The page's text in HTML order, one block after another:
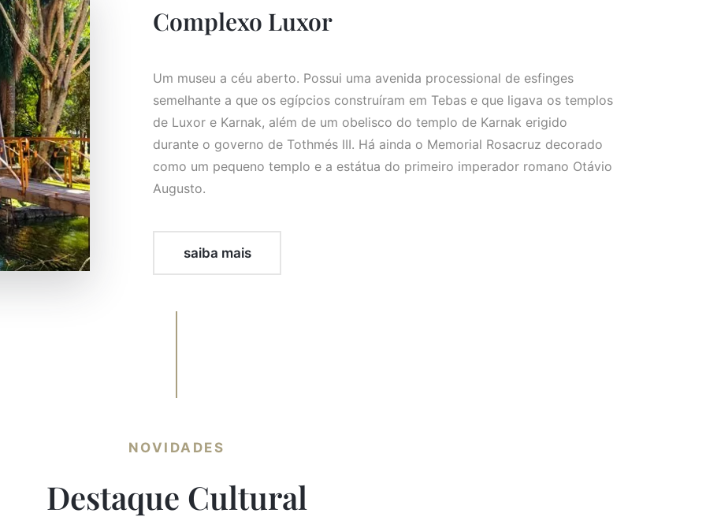
Complexo Luxor
Um museu a céu aberto. Possui uma avenida processional de esfinges
semelhante a que os egípcios construíram em Tebas e que ligava os templos
de Luxor e Karnak, além de um obelisco do templo de Karnak erigido
durante o governo de Tothmés III. Há ainda o Memorial Rosacruz decorado
como um pequeno templo e a estátua do primeiro imperador romano Otávio
Augusto.
saiba mais
NOVIDADES
Destaque Cultural